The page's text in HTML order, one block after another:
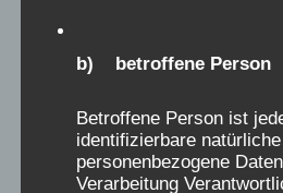
Überblickskarte
Landeskoordinator:innen
b) betroffene Person
Betroffene Person ist
identifizierbare
personenbezogene
Verarbeitung